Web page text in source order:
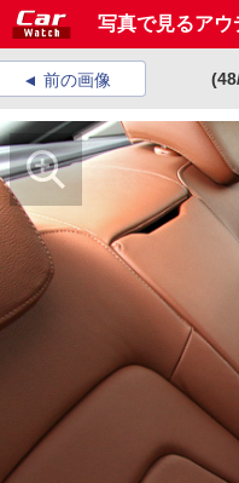
写真で見るアウ
前の画像